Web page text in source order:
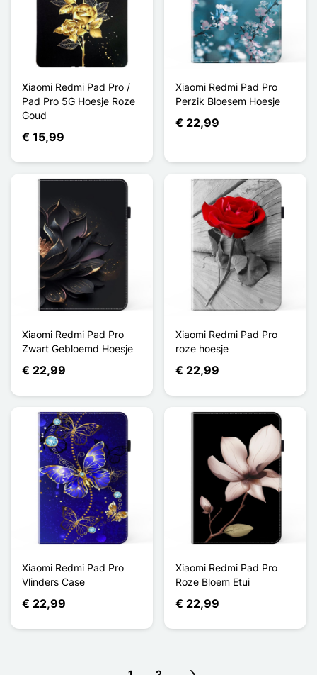
Xiaomi Redmi Pad Pro /
Pad Pro 5G Hoesje Roze
Goud
€ 15,99
Xiaomi Redmi Pad Pro
Perzik Bloesem Hoesje
€ 22,99
Xiaomi Redmi Pad Pro
Zwart Gebloemd Hoesje
€ 22,99
Xiaomi Redmi Pad Pro
roze hoesje
€ 22,99
Xiaomi Redmi Pad Pro
Vlinders Case
€ 22,99
Xiaomi Redmi Pad Pro
Roze Bloem Etui
€ 22,99